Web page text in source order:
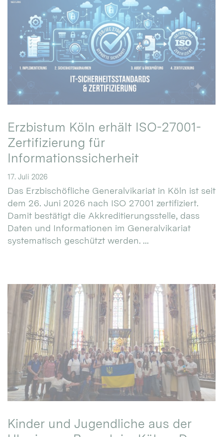
Erzbistum Köln erhält ISO-27001-
Zertifizierung für
Informationssicherheit
17. Juli 2026
Das Erzbischöfliche Generalvikariat in Köln ist seit
dem 26. Juni 2026 nach ISO 27001 zertifiziert.
Damit bestätigt die Akkreditierungsstelle, dass
Daten und Informationen im Generalvikariat
systematisch geschützt werden. ...
Kinder und Jugendliche aus der